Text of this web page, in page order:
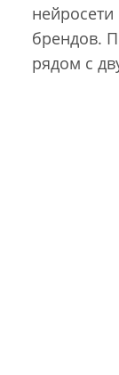
брендов.
рядом с